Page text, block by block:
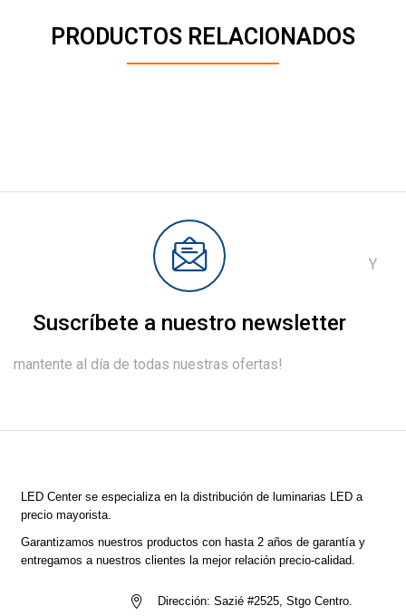
PRODUCTOS RELACIONADOS
Suscríbete a nuestro newsletter
Y
mantente al día de todas nuestras ofertas!
LED Centerse especializa en la distribución de luminarias LED a
precio mayorista.
Garantizamos nuestros productos con hasta 2 años de garantía y
entregamos a nuestros clientes la mejor relación precio-calidad.
Dirección: Sazié #2525, Stgo Centro.